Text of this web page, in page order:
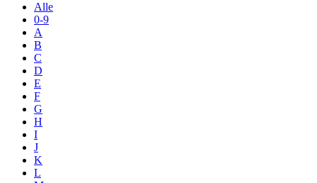
Alle
0-9
A
B
C
D
E
F
G
H
I
J
K
L